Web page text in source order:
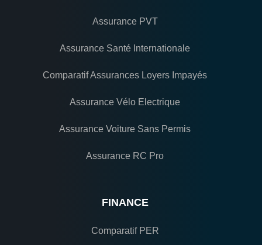
Assurance PVT
Assurance Santé Internationale
Comparatif Assurances Loyers Impayés
Assurance Vélo Electrique
Assurance Voiture Sans Permis
Assurance RC Pro
FINANCE
Comparatif PER